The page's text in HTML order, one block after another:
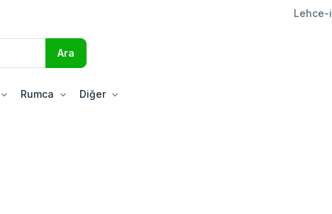
Lehce-i
Rumca Diğer